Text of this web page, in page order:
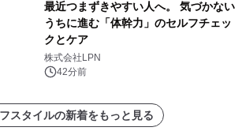
最近つまずきやすい人へ。 気づかない
うちに進む「体幹力」のセルフチェッ
クとケア
株式会社LPN
42分前
スタイルの新着をもっと見る